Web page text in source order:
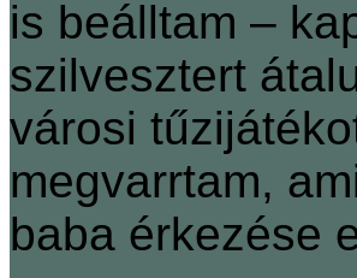
is beálltam –
szilvesztert
városi
megvarrtam,
baba érkezése